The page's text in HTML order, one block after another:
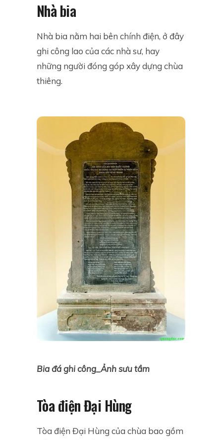
Nhà bia
Nhà bia nằm hai bên chính điện, ở đây
ghi công lao của các nhà sư, hay
những người đóng góp xây dựng chùa
thiêng.
Bia đá ghi công_Ảnh sưu tầm
Tòa điện Đại Hùng
Tòa điện Đại Hùng của chùa bao gồm